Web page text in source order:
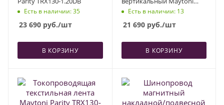
Есть в наличии: 35
23 690 руб./шт
В КОРЗИНУ
Arity Busbar trunkings
Есть в наличии: 13
21 690руб./шт
В КОРЗИНУ